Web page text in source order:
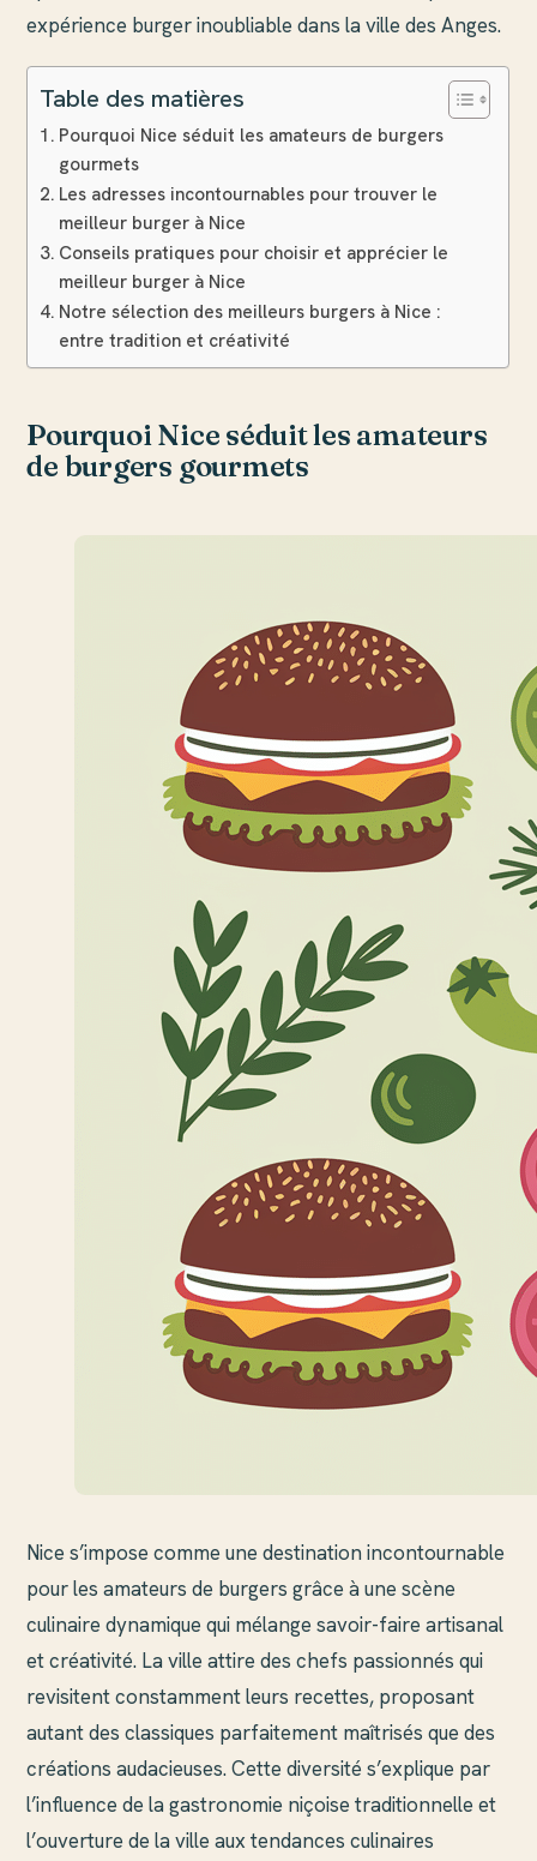
expérience burger inoubliable dans la ville des Anges.
Table des matières
Pourquoi Nice séduit les amateurs de burgers
gourmets
Les adresses incontournables pour trouver le
meilleur burger à Nice
Conseils pratiques pour choisir et apprécier le
meilleur burger à Nice
Notre sélection des meilleurs burgers à Nice :
entre tradition et créativité
Pourquoi Nice séduit les amateurs
de burgers gourmets
Nice s’impose comme une destination incontournable
pour les amateurs de burgers grâce à une scène
culinaire dynamique qui mélange savoir-faire artisanal
et créativité. La ville attire des chefs passionnés qui
revisitent constamment leurs recettes, proposant
autant des classiques parfaitement maîtrisés que des
créations audacieuses. Cette diversité s’explique par
l’influence de la gastronomie niçoise traditionnelle et
l’ouverture de la ville aux tendances culinaires